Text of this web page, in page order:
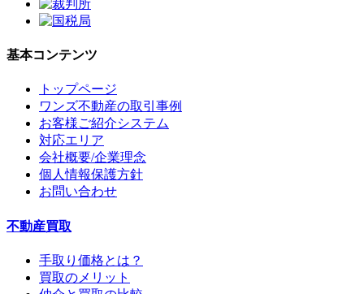
基本コンテンツ
トップページ
ワンズ不動産の取引事例
お客様ご紹介システム
対応エリア
会社概要/企業理念
個人情報保護方針
お問い合わせ
不動産買取
手取り価格とは？
買取のメリット